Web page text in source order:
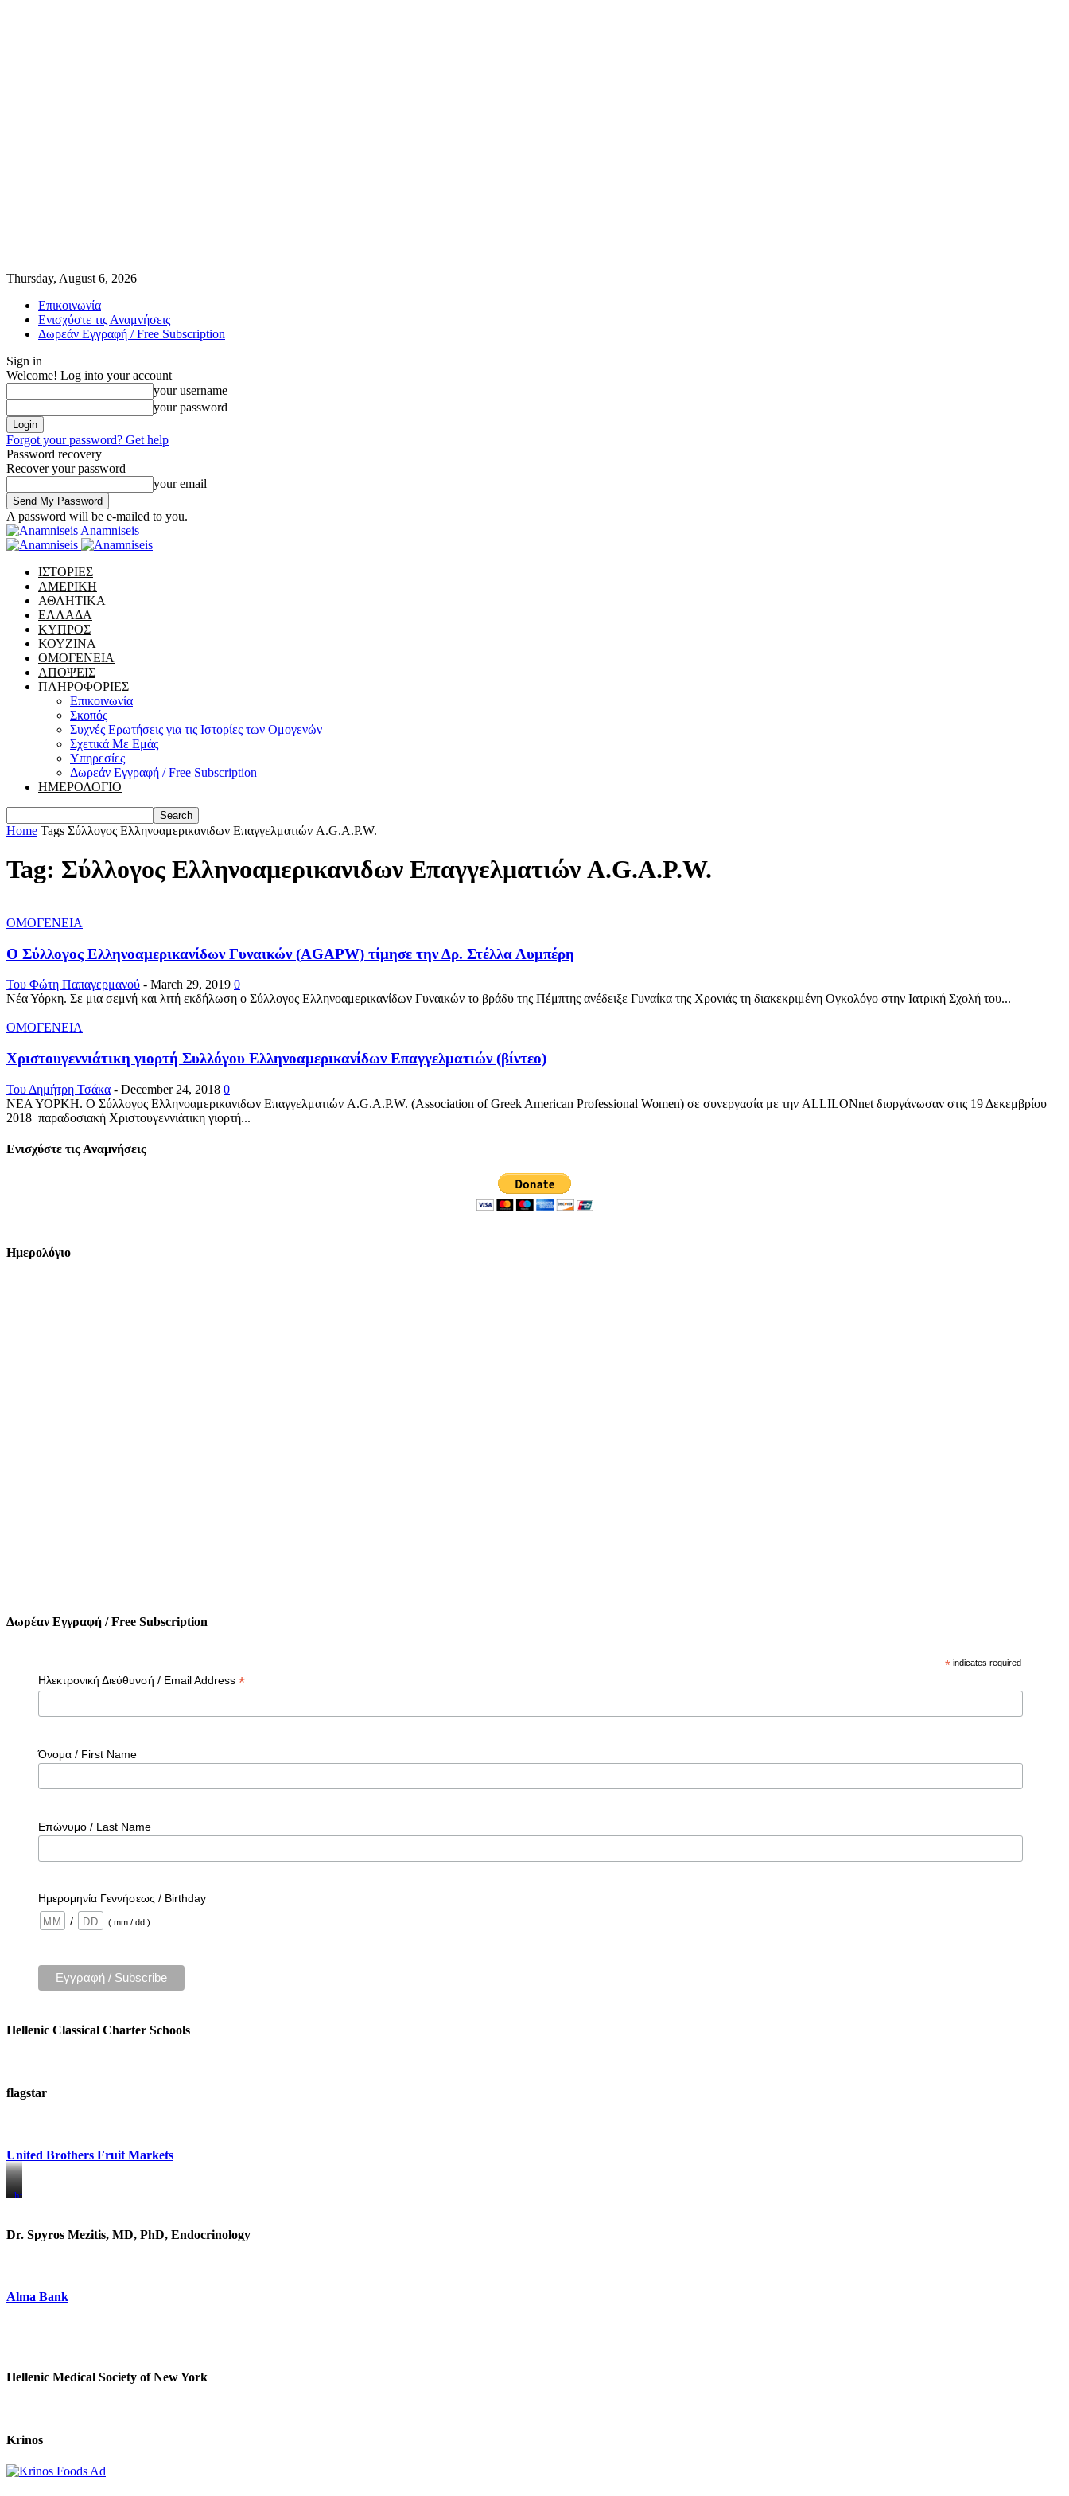
Thursday, August 6, 2026
Επικοινωνία
Ενισχύστε τις Αναμνήσεις
Δωρεάν Εγγραφή / Free Subscription
Sign in
Welcome! Log into your account
your username
your password
Forgot your password? Get help
Password recovery
Recover your password
your email
A password will be e-mailed to you.
Anamniseis
ΙΣΤΟΡΙΕΣ
ΑΜΕΡΙΚΗ
ΑΘΛΗΤΙΚΑ
ΕΛΛΑΔΑ
ΚΥΠΡΟΣ
ΚΟΥΖΙΝΑ
ΟΜΟΓΕΝΕΙΑ
ΑΠΟΨΕΙΣ
ΠΛΗΡΟΦΟΡΙΕΣ
Επικοινωνία
Σκοπός
Συχνές Ερωτήσεις για τις Ιστορίες των Ομογενών
Σχετικά Με Εμάς
Υπηρεσίες
Δωρεάν Εγγραφή / Free Subscription
ΗΜΕΡΟΛΟΓΙΟ
Home Tags Σύλλογος Ελληνοαμερικανιδων Επαγγελματιών A.G.A.P.W.
Tag: Σύλλογος Ελληνοαμερικανιδων Επαγγελματιών A.G.A.P.W.
ΟΜΟΓΕΝΕΙΑ
O Σύλλογος Ελληνοαμερικανίδων Γυναικών (AGAPW) τίμησε την Δρ. Στέλλα Λυμπέρη
Του Φώτη Παπαγερμανού - March 29, 2019 0
Nέα Υόρκη. Σε μια σεμνή και λιτή εκδήλωση ο Σύλλογος Ελληνοαμερικανίδων Γυναικών το βράδυ της Πέμπτης ανέδειξε Γυναίκα της Χρονιάς τη διακεκριμένη Ογκολόγο στην Ιατρική Σχολή του...
ΟΜΟΓΕΝΕΙΑ
Χριστουγεννιάτικη γιορτή Συλλόγου Ελληνοαμερικανίδων Επαγγελματιών (βίντεο)
Του Δημήτρη Τσάκα - December 24, 2018 0
ΝΕΑ ΥΟΡΚΗ. Ο Σύλλογος Ελληνοαμερικανιδων Επαγγελματιών A.G.A.P.W. (Association of Greek American Professional Women) σε συνεργασία με την ALLILONnet διοργάνωσαν στις 19 Δεκεμβρίου
2018 παραδοσιακή Χριστουγεννιάτικη γιορτή...
Ενισχύστε τις Αναμνήσεις
Ημερολόγιο
Δωρέαν Εγγραφή / Free Subscription
* indicates required
Ηλεκτρονική Διεύθυνσή / Email Address *
Όνομα / First Name
Επώνυμο / Last Name
Ημερομηνία Γεννήσεως / Birthday
/
( mm / dd )
Hellenic Classical Charter Schools
flagstar
United Brothers Fruit Markets
https://www.unitedbrothersfruitmarkets.com/
https://www.unitedbrothersfruitmarkets.com/
Dr. Spyros Mezitis, MD, PhD, Endocrinology
Alma Bank
Hellenic Medical Society of New York
Krinos